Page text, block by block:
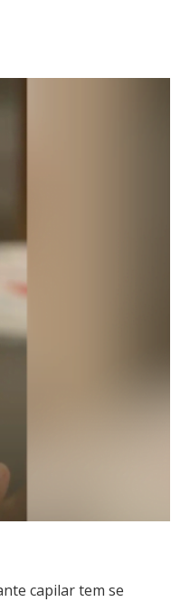
capilar tem se